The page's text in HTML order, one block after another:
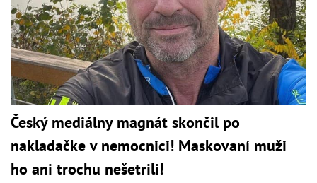
Český mediálny magnát skončil po
nakladačke v nemocnici! Maskovaní muži
ho ani trochu nešetrili!